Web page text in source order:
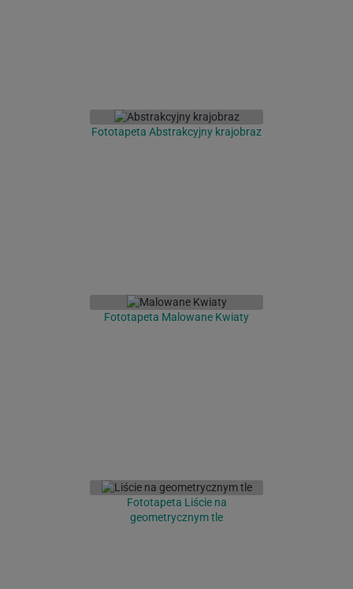
Fototapeta Abstrakcyjny krajobraz
Fototapeta Malowane Kwiaty
Fototapeta Liście na
geometrycznym tle